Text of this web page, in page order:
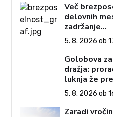
Več
delovnih
zadržanje
podaljšuje
5. 8. 2026 ob
Golobova
dražja:
luknja že
milijarde
5. 8. 2026 ob
Zaradi